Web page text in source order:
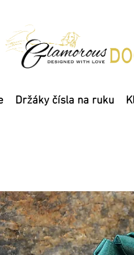
Držáky čísla na ruku